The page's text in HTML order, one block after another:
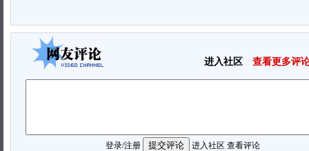
进入社区 查看更多评
登录/注册 进入社区 查看评论